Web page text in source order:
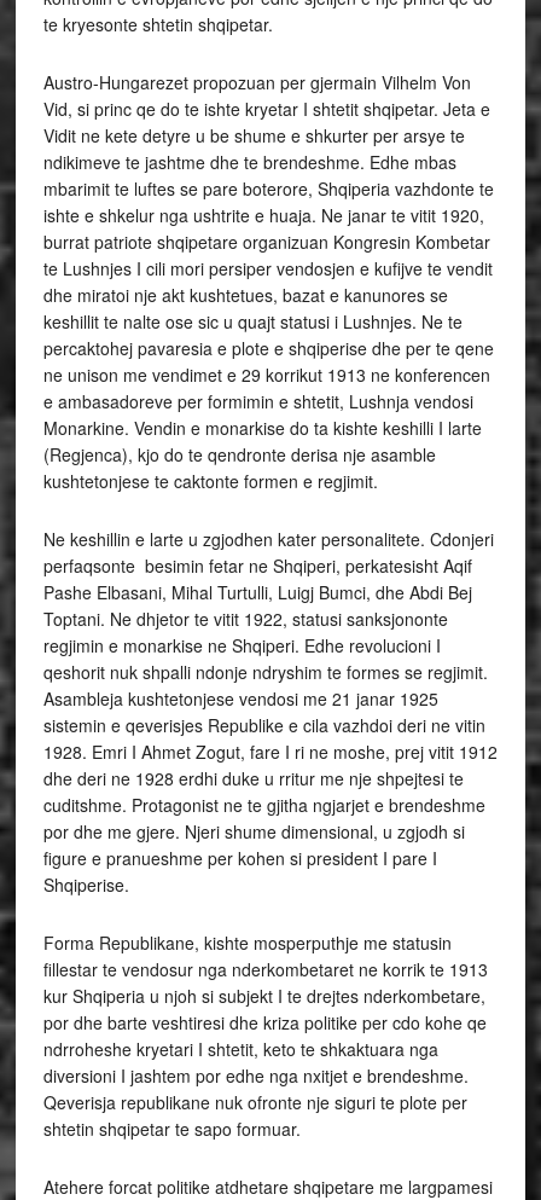
te kryesonte shtetin shqipetar.
Austro-Hungarezet propozuan per gjermain Vilhelm Von
Vid, si princ qe do te ishte kryetar I shtetit shqipetar. Jeta e
Vidit ne kete detyre u be shume e shkurter per arsye te
ndikimeve te jashtme dhe te brendeshme. Edhe mbas
mbarimit te luftes se pare boterore, Shqiperia vazhdonte te
ishte e shkelur nga ushtrite e huaja. Ne janar te vitit 1920,
burrat patriote shqipetare organizuan Kongresin Kombetar
te Lushnjes I cili mori persiper vendosjen e kufijve te vendit
dhe miratoi nje akt kushtetues, bazat e kanunores se
keshillit te nalte ose sic u quajt statusi i Lushnjes. Ne te
percaktohej pavaresia e plote e shqiperise dhe per te qene
ne unison me vendimet e 29 korrikut 1913 ne konferencen
e ambasadoreve per formimin e shtetit, Lushnja vendosi
Monarkine. Vendin e monarkise do ta kishte keshilli I larte
(Regjenca), kjo do te qendronte derisa nje asamble
kushtetonjese te caktonte formen e regjimit.
Ne keshillin e larte u zgjodhen kater personalitete. Cdonjeri
perfaqsonte besimin fetar ne Shqiperi, perkatesisht Aqif
Pashe Elbasani, Mihal Turtulli, Luigj Bumci, dhe Abdi Bej
Toptani. Ne dhjetor te vitit 1922, statusi sanksjononte
regjimin e monarkise ne Shqiperi. Edhe revolucioni I
qeshorit nuk shpalli ndonje ndryshim te formes se regjimit.
Asambleja kushtetonjese vendosi me 21 janar 1925
sistemin e qeverisjes Republike e cila vazhdoi deri ne vitin
1928. Emri I Ahmet Zogut, fare I ri ne moshe, prej vitit 1912
dhe deri ne 1928 erdhi duke u rritur me nje shpejtesi te
cuditshme. Protagonist ne te gjitha ngjarjet e brendeshme
por dhe me gjere. Njeri shume dimensional, u zgjodh si
figure e pranueshme per kohen si president I pare I
Shqiperise.
Forma Republikane, kishte mosperputhje me statusin
fillestar te vendosur nga nderkombetaret ne korrik te 1913
kur Shqiperia u njoh si subjekt I te drejtes nderkombetare,
por dhe barte veshtiresi dhe kriza politike per cdo kohe qe
ndrroheshe kryetari I shtetit, keto te shkaktuara nga
diversioni I jashtem por edhe nga nxitjet e brendeshme.
Qeverisja republikane nuk ofronte nje siguri te plote per
shtetin shqipetar te sapo formuar.
Atehere forcat politike atdhetare shqipetare me largpamesi